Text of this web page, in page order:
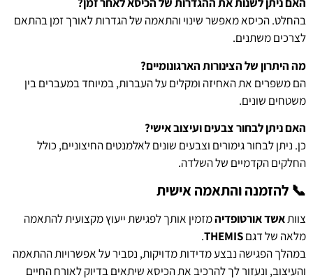
בהחלט. הכיסא מאפשר שינוי והתאמה של הגדרות לאורך זמן בהתאם
לצרכים משתנים.
מה היתרון של הצינורות הארגונומיים?
הם משפרים את האחיזה ומקלים על העברות, במיוחד במעברים בין
משטחים שונים.
האם ניתן לבחור צבעים ועיצוב אישי?
כן. ניתן לבחור גימורים וצבעים שונים לאלמנטים החיצוניים, כולל
החלקים הקדמיים של השלדה.
📞 להזמנה והתאמה אישית
צוותאשד אורטופדיהמזמין אותך לפגישת ייעוץ מקצועית להתאמה
מלאה של דגםTHEMIS
.
במהלך הפגישה נבצע מדידות מדויקות, נסביר על אפשרויות ההתאמה
והעיצוב, ונעזור לך להרכיב את הכיסא שיתאים בדיוק לאורח החיים